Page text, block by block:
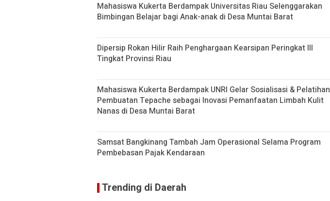
Mahasiswa Kukerta Berdampak Universitas Riau Selenggarakan
Bimbingan Belajar bagi Anak-anak di Desa Muntai Barat
Dipersip Rokan Hilir Raih Penghargaan Kearsipan Peringkat III
Tingkat Provinsi Riau
Mahasiswa Kukerta Berdampak UNRI Gelar Sosialisasi & Pelatihan
Pembuatan Tepache sebagai Inovasi Pemanfaatan Limbah Kulit
Nanas di Desa Muntai Barat
Samsat Bangkinang Tambah Jam Operasional Selama Program
Pembebasan Pajak Kendaraan
Trending di Daerah